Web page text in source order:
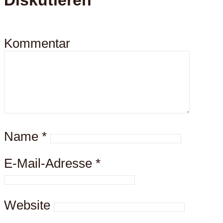
Kommentar
Name *
E-Mail-Adresse *
Website